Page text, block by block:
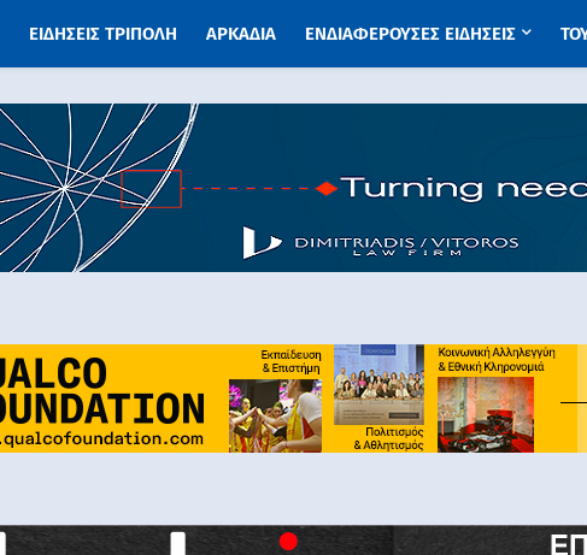
ΕΙΔΗΣΕΙΣ ΤΡΙΠΟΛΗ ΑΡΚΑΔΙΑ ΕΝΔΙΑΦΕΡΟΥΣΕΣ ΕΙΔΗΣΕΙΣ